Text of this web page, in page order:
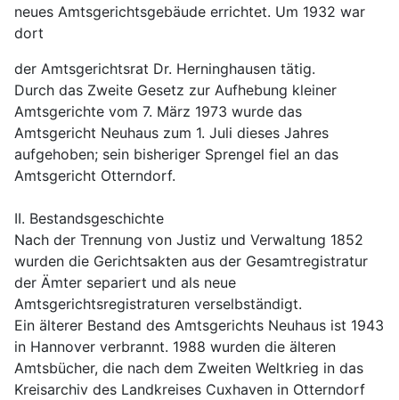
neues Amtsgerichtsgebäude errichtet. Um 1932 war
dort
der Amtsgerichtsrat Dr. Herninghausen tätig.
Durch das Zweite Gesetz zur Aufhebung kleiner
Amtsgerichte vom 7. März 1973 wurde das
Amtsgericht Neuhaus zum 1. Juli dieses Jahres
aufgehoben; sein bisheriger Sprengel fiel an das
Amtsgericht Otterndorf.
II. Bestandsgeschichte
Nach der Trennung von Justiz und Verwaltung 1852
wurden die Gerichtsakten aus der Gesamtregistratur
der Ämter separiert und als neue
Amtsgerichtsregistraturen verselbständigt.
Ein älterer Bestand des Amtsgerichts Neuhaus ist 1943
in Hannover verbrannt. 1988 wurden die älteren
Amtsbücher, die nach dem Zweiten Weltkrieg in das
Kreisarchiv des Landkreises Cuxhaven in Otterndorf